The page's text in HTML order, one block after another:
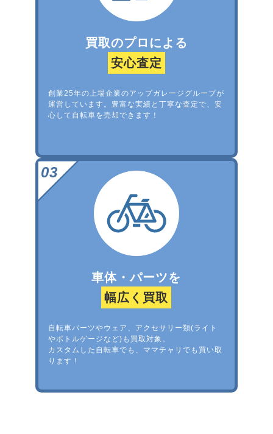
買取のプロによる
安心査定
創業25年の上場企業のアップガレージグループが
運営しています。豊富な実績と丁寧な査定で、安
心して自転車を売却できます！
車体・パーツを
幅広く買取
自転車パーツやウェア、アクセサリー類(ライト
やボトルゲージなど)も買取対象。
カスタムした自転車でも、ママチャリでも買い取
ります！